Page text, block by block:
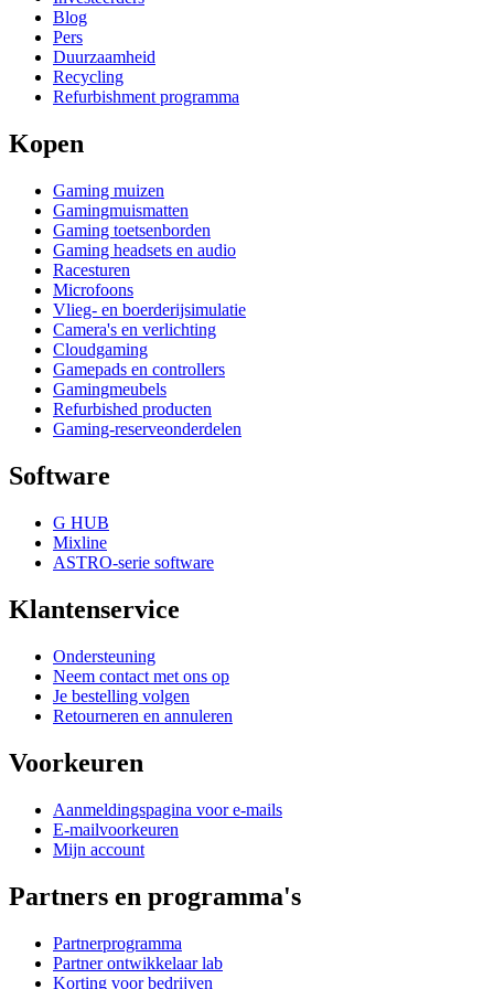
Blog
Pers
Duurzaamheid
Recycling
Refurbishment programma
Kopen
Gaming muizen
Gamingmuismatten
Gaming toetsenborden
Gaming headsets en audio
Racesturen
Microfoons
Vlieg- en boerderijsimulatie
Camera's en verlichting
Cloudgaming
Gamepads en controllers
Gamingmeubels
Refurbished producten
Gaming-reserveonderdelen
Software
G HUB
Mixline
ASTRO-serie software
Klantenservice
Ondersteuning
Neem contact met ons op
Je bestelling volgen
Retourneren en annuleren
Voorkeuren
Aanmeldingspagina voor e-mails
E-mailvoorkeuren
Mijn account
Partners en programma's
Partnerprogramma
Partner ontwikkelaar lab
Korting voor bedrijven